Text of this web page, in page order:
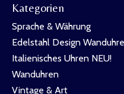
Kategorien
Sprache & Währung
Edelstahl Design
Italienisches Uhren NEU!
Wanduhren
Vintage & Art